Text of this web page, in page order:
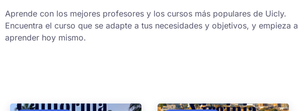
Aprende con los mejores profesores y los cursos más populares de Uicly.
Encuentra el curso que se adapte a tus necesidades y objetivos, y empieza a
aprender hoy mismo.